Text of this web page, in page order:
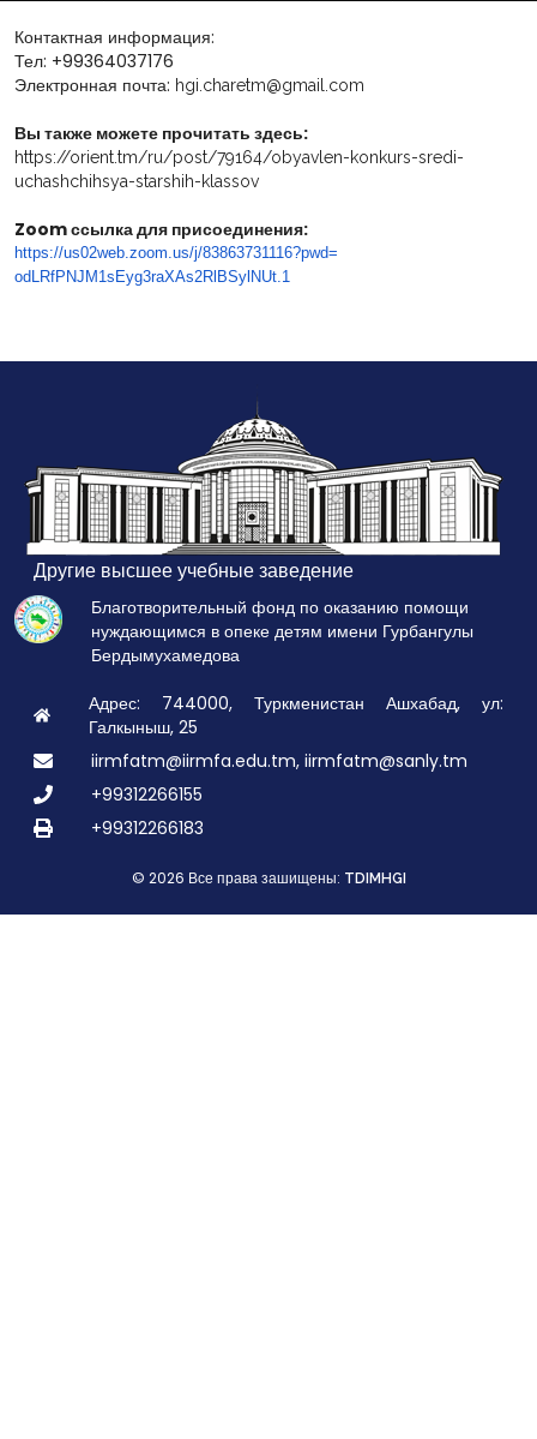
Контактная информация:
Тел: +99364037176
Электронная почта: hgi.charetm@gmail.com
Вы также можете прочитать здесь:
https://orient.tm/ru/post/79164/obyavlen-konkurs-sredi-
uchashchihsya-starshih-klassov
Zoom ссылка для присоединения:
https://us02web.zoom.us/j/83863731116?pwd=
odLRfPNJM1sEyg3raXAs2RlBSylNUt .1
Другие высшее учебные заведение
Благотворительный фонд по оказанию помощи
нуждающимся в опеке детям имени Гурбангулы
Бердымухамедова
Адрес: 744000, Туркменистан Ашхабад, ул:
Галкыныш, 25
iirmfatm@iirmfa.edu.tm, iirmfatm@sanly.tm
+99312266155
+99312266183
© 2026 Все права зашищены: TDIMHGI